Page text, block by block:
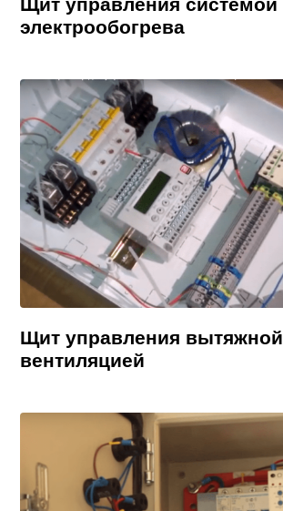
Щит управления системой
электрообогрева
Щит управления вытяжной
вентиляцией